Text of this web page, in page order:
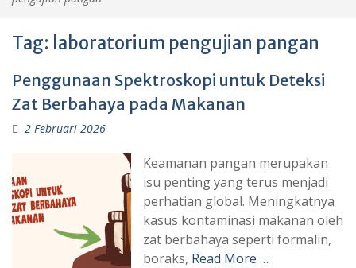
Tag: laboratorium pengujian pangan
Penggunaan Spektroskopi untuk Deteksi
Zat Berbahaya pada Makanan
2 Februari 2026
Keamanan pangan merupakan
isu penting yang terus menjadi
perhatian global. Meningkatnya
kasus kontaminasi makanan oleh
zat berbahaya seperti formalin,
boraks, Read More …